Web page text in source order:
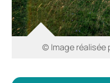
© Image réalisée